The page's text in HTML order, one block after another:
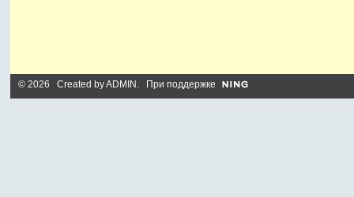
© 2026 Created byADMIN . При поддержке